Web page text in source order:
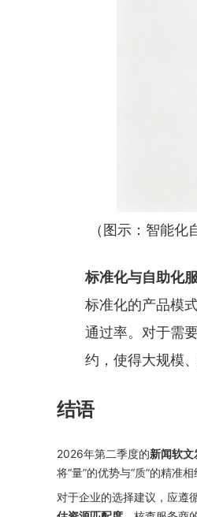
（图示：智能化
标准化与自助化
标准化的产品模
通过率。对于需
约，使得大规模
结语
2026年第二季度的新闻软文
将“量”的优势与“质”的精准相
对于企业的选择建议，应遵